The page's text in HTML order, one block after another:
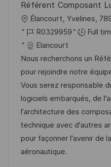
p
o
s
t
e
Référent Composant
o
c
a
l
i
s
a
t
i
o
Élancourt, Yvelines,
R
é
f
é
r
e
n
c
e
d
R0329959 Full
Elancourt
Nous recherchons un
pour rejoindre notre
Vous serez responsable
logiciels embarqués, de
l'architecture des
technique avec d'autres
pour façonner l'avenir de
aéronautique.